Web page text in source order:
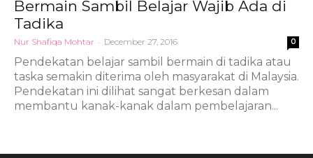
Bermain Sambil Belajar Wajib Ada di
Tadika
Nur Shafiqa Mohtar - December 27, 2016 0
Pendekatan belajar sambil bermain di tadika atau
taska semakin diterima oleh masyarakat di Malaysia.
Pendekatan ini dilihat sangat berkesan dalam
membantu kanak-kanak dalam pembelajaran...